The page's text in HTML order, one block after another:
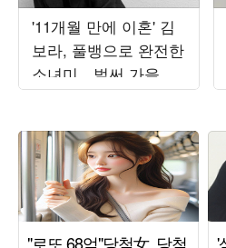
'11개월 만에 이혼' 김
보라, 풀뱅으로 완전한
소녀미…벌써 가을 준
비 들어갔나